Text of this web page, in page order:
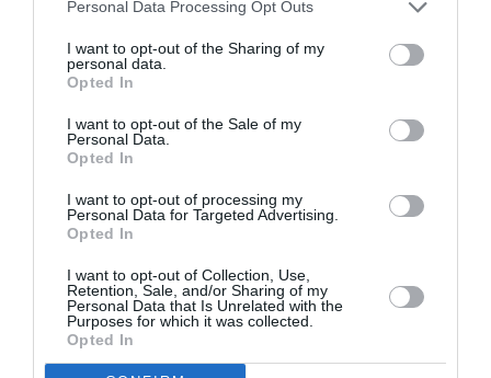
Personal Data Processing Opt Outs
I want to opt-out of the Sharing of my
personal data.
Opted In
I want to opt-out of the Sale of my
Personal Data.
Opted In
I want to opt-out of processing my
Personal Data for Targeted Advertising.
Opted In
I want to opt-out of Collection, Use,
Retention, Sale, and/or Sharing of my
Personal Data that Is Unrelated with the
Purposes for which it was collected.
Opted In
STIRI ITALIA
Articolul anterior
Darius Groza, tânăr fotbalist de origine
Under 15
Următorul articol
Accidente cu trotineta electrică la Roma:
Doi bărbați, de 23 și 63 de ani, au murit la
câteva ore distanță